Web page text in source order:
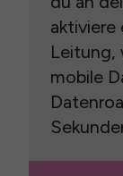
aktiviere
Leitung,
mobile